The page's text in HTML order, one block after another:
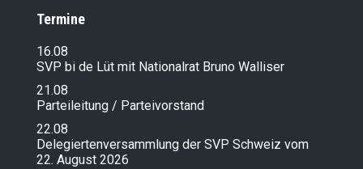
Termine
16.08
SVP bi de Lüt mit Nationalrat Bruno Walliser
21.08
Parteileitung / Parteivorstand
22.08
Delegiertenversammlung der SVP Schweiz vom
22. August 2026